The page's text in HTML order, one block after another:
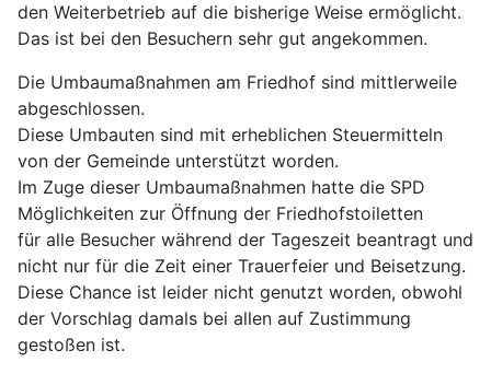
den Weiterbetrieb auf die bisherige Weise ermöglicht.
Das ist bei den Besuchern sehr gut angekommen.
Die Umbaumaßnahmen am Friedhof sind mittlerweile
abgeschlossen.
Diese Umbauten sind mit erheblichen Steuermitteln
von der Gemeinde unterstützt worden.
Im Zuge dieser Umbaumaßnahmen hatte die SPD
Möglichkeiten zur Öffnung der Friedhofstoiletten
für alle Besucher während der Tageszeit beantragt und
nicht nur für die Zeit einer Trauerfeier und Beisetzung.
Diese Chance ist leider nicht genutzt worden, obwohl
der Vorschlag damals bei allen auf Zustimmung
gestoßen ist.